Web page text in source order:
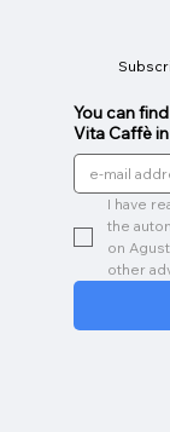
You can
Vita Caffè
I have
the
on
other